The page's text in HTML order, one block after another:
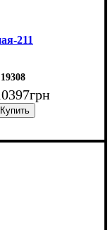
211
19308
грн
228 см